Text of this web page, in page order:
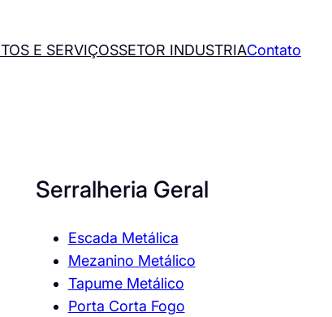
E SERVIÇOSSETOR INDUSTRIAContato
Serralheria Geral
Escada Metálica
Mezanino Metálico
Tapume Metálico
Porta Corta Fogo